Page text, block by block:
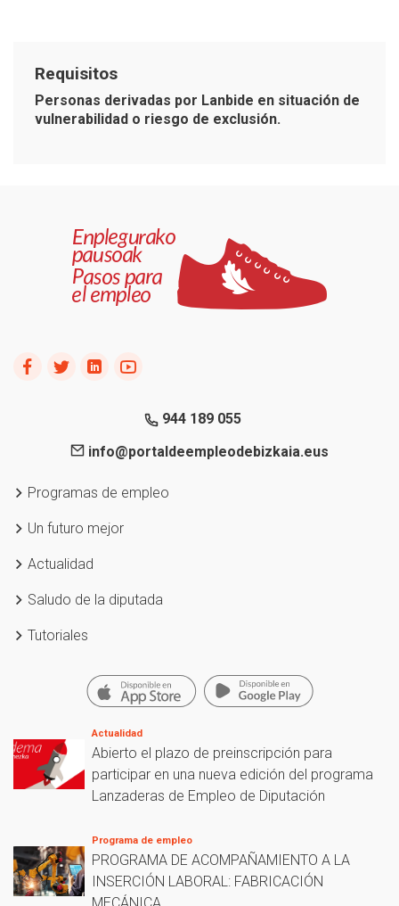
Requisitos
Personas derivadas por Lanbide en situación de
vulnerabilidad o riesgo de exclusión.
944 189 055
info@portaldeempleodebizkaia.eus
Programas de empleo
Un futuro mejor
Actualidad
Saludo de la diputada
Tutoriales
Actualidad
Abierto el plazo de preinscripción para
participar en una nueva edición del programa
Lanzaderas de Empleo de Diputación
Programa de empleo
PROGRAMA DE ACOMPAÑAMIENTO A LA
INSERCIÓN LABORAL: FABRICACIÓN